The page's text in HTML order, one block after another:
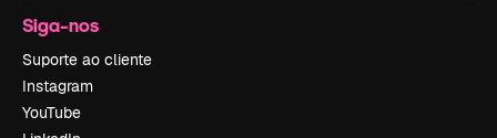
Siga-nos
Suporte ao cliente
Instagram
YouTube